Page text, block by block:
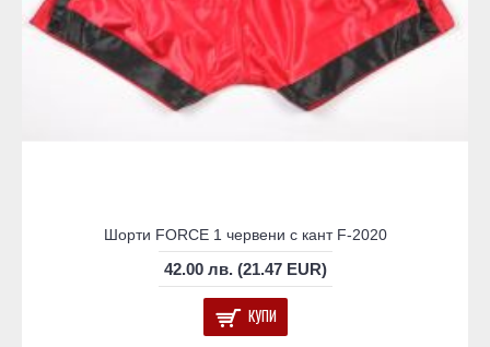
Шорти FORCE 1 червени с кант F-2020
42.00 лв. (21.47 EUR)
КУПИ